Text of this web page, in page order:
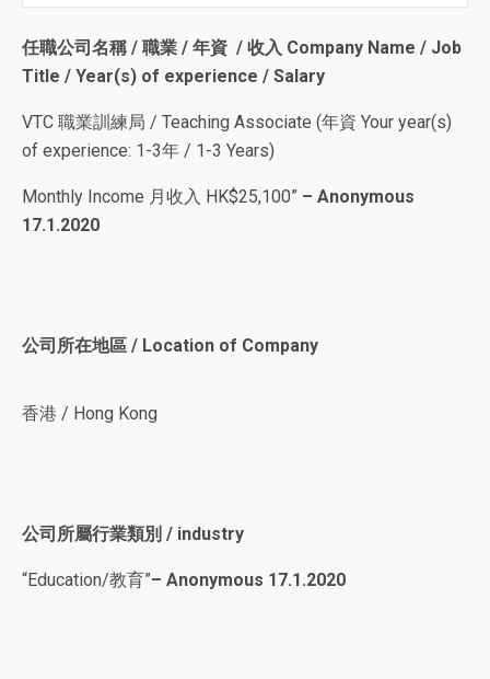
任職公司名稱 / 職業 / 年資 / 收入 Company Name / Job
Title / Year(s) of experience / Salary
VTC 職業訓練局 / Teaching Associate (年資 Your year(s)
of experience: 1-3年 / 1-3 Years)
Monthly Income 月收入 HK$25,100” – Anonymous
17.1.2020
公司所在地區 / Location of Company
香港 / Hong Kong
公司所屬行業類別 / industry
“Education/教育”– Anonymous 17.1.2020